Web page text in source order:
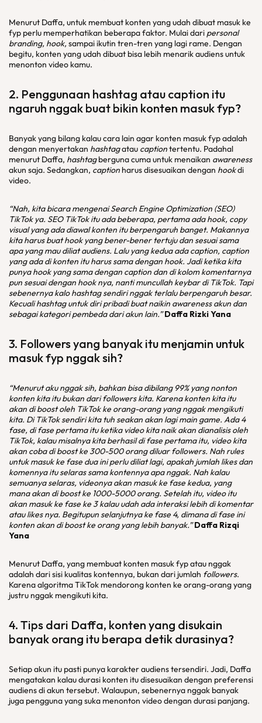
Menurut Daffa, untuk membuat konten yang udah dibuat masuk ke
fyp perlu memperhatikan beberapa faktor. Mulai dari personal
branding, hook, sampai ikutin tren-tren yang lagi rame. Dengan
begitu, konten yang udah dibuat bisa lebih menarik audiens untuk
menonton video kamu.
2. Penggunaan hashtag atau caption itu
ngaruh nggak buat bikin konten masuk fyp?
Banyak yang bilang kalau cara lain agar konten masuk fyp adalah
dengan menyertakan hashtagatau captiontertentu. Padahal
menurut Daffa, hashtagberguna cuma untuk menaikan awareness
akun saja. Sedangkan, caption harus disesuaikan dengan hookdi
video.
“Nah, kita bicara mengenai Search Engine Optimization (SEO)
TikTok ya. SEO TikTok itu ada beberapa, pertama ada hook, copy
visual yang ada diawal konten itu berpengaruh banget. Makannya
kita harus buat hook yang bener-bener tertuju dan sesuai sama
apa yang mau diliat audiens. Lalu yang kedua ada caption, caption
yang ada di konten itu harus sama dengan hook. Jadi ketika kita
punya hook yang sama dengan caption dan di kolom komentarnya
pun sesuai dengan hook nya, nanti muncullah keybar di TikTok. Tapi
sebenernya kalo hashtag sendiri nggak terlalu berpengaruh besar.
Kecuali hashtag untuk diri pribadi buat naikin awareness akun dan
sebagai kategori pembeda dari akun lain.” Daffa Rizki Yana
3. Followersyang banyak itu menjamin untuk
masuk fyp nggak sih?
“Menurut aku nggak sih, bahkan bisa dibilang 99% yang nonton
konten kita itu bukan dari followers kita. Karena konten kita itu
akan di boost oleh TikTok ke orang-orang yang nggak mengikuti
kita. Di TikTok sendiri kita tuh seakan akan lagi main game. Ada 4
fase, di fase pertama itu ketika video kita naik akan dianalisis oleh
TikTok, kalau misalnya kita berhasil di fase pertama itu, video kita
akan coba di boost ke 300-500 orang diluar followers. Nah rules
untuk masuk ke fase dua ini perlu diliat lagi, apakah jumlah likes dan
komennya itu selaras sama kontennya apa nggak. Nah kalau
semuanya selaras, videonya akan masuk ke fase kedua, yang
mana akan di boost ke 1000-5000 orang. Setelah itu, video itu
akan masuk ke fase ke 3 kalau udah ada interaksi lebih di komentar
atau likes nya. Begitupun selanjutnya ke fase 4, dimana di fase ini
konten akan di boost ke orang yang lebih banyak.” Daffa Rizqi
Yana
Menurut Daffa, yang membuat konten masuk fyp atau nggak
adalah dari sisi kualitas kontennya, bukan dari jumlah followers.
Karena algoritma TikTok mendorong konten ke orang-orang yang
justru nggak mengikuti kita.
4. Tips dari Daffa, konten yang disukain
banyak orang itu berapa detik durasinya?
Setiap akun itu pasti punya karakter audiens tersendiri. Jadi, Daffa
mengatakan kalau durasi konten itu disesuaikan dengan preferensi
audiens di akun tersebut. Walaupun, sebenernya nggak banyak
juga pengguna yang suka menonton video dengan durasi panjang.